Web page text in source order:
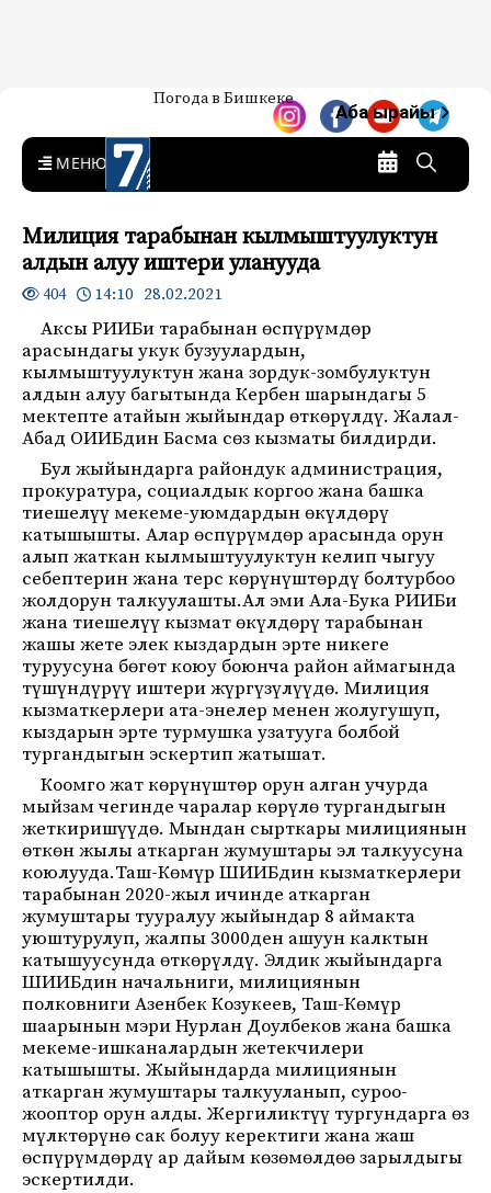
7-канал. Жаңылыктар —
Кыргызстан
Жаңылыктар — Кыргызстан
Погода в Бишкеке
Аба ырайы
MENU
Милиция тарабынан кылмыштуулуктун
алдын алуу иштери уланууда
404 14:10 28.02.2021
Аксы РИИБи тарабынан өспүрүмдөр
арасындагы укук бузуулардын,
кылмыштуулуктун жана зордук-зомбулуктун
алдын алуу багытында Кербен шарындагы 5
мектепте атайын жыйындар өткөрүлдү. Жалал-
Абад ОИИБдин Басма сөз кызматы билдирди.
Бул жыйындарга райондук администрация,
прокуратура, социалдык коргоо жана башка
тиешелүү мекеме-уюмдардын өкүлдөрү
катышышты. Алар өспүрүмдөр арасында орун
алып жаткан кылмыштуулуктун келип чыгуу
себептерин жана терс көрүнүштөрдү болтурбоо
жолдорун талкуулашты.Ал эми Ала-Бука РИИБи
жана тиешелүү кызмат өкүлдөрү тарабынан
жашы жете элек кыздардын эрте никеге
туруусуна бөгөт коюу боюнча район аймагында
түшүндүрүү иштери жүргүзүлүүдө. Милиция
кызматкерлери ата-энелер менен жолугушуп,
кыздарын эрте турмушка узатууга болбой
тургандыгын эскертип жатышат.
Коомго жат көрүнүштөр орун алган учурда
мыйзам чегинде чаралар көрүлө тургандыгын
жеткиришүүдө. Мындан сырткары милициянын
өткөн жылы аткарган жумуштары эл талкуусуна
коюлууда.Таш-Көмүр ШИИБдин кызматкерлери
тарабынан 2020-жыл ичинде аткарган
жумуштары тууралуу жыйындар 8 аймакта
уюштурулуп, жалпы 3000ден ашуун калктын
катышуусунда өткөрүлдү. Элдик жыйындарга
ШИИБдин начальниги, милициянын
полковниги Азенбек Козукеев, Таш-Көмүр
шаарынын мэри Нурлан Доулбеков жана башка
мекеме-ишканалардын жетекчилери
катышышты. Жыйындарда милициянын
аткарган жумуштары талкууланып, суроо-
жооптор орун алды. Жергиликтүү тургундарга өз
мүлктөрүнө сак болуу керектиги жана жаш
өспүрүмдөрдү ар дайым көзөмөлдөө зарылдыгы
эскертилди.